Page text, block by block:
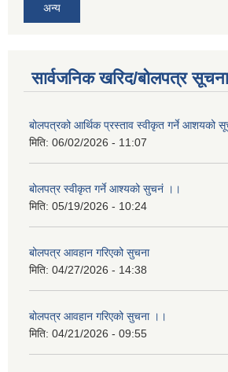
अन्य
सार्वजनिक खरिद/बोलपत्र सूचना
बोलपत्रको आर्थिक प्रस्ताव स्वीकृत गर्ने आशयको
मिति: 06/02/2026 - 11:07
बोलपत्र स्वीकृत गर्ने आश्यको सुचनं ।।
मिति: 05/19/2026 - 10:24
बोलपत्र आवहान गरिएको सुचना
मिति: 04/27/2026 - 14:38
बोलपत्र आवहान गरिएको सुचना ।।
मिति: 04/21/2026 - 09:55